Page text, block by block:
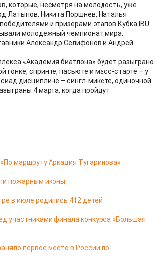
которые, несмотря на молодость, уже
Латыпов, Никита Поршнев, Наталья
и призерами этапов Кубка IBU.
молодежный чемпионат мира.
Александр Селифонов и Андрей
«Академия биатлона» будет разыграно
гонке, спринте, пасьюте и масс-старте – у
дисциплине – сингл-миксте, одиночной
4 марта, когда пройдут
маршруту Аркадия Тугаринова»
пожарным иконы
в июле родились 412 детей
участниками финала конкурса «Большая
первое место в России по